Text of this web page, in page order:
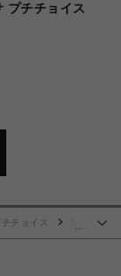
プチチョイス
チョイス